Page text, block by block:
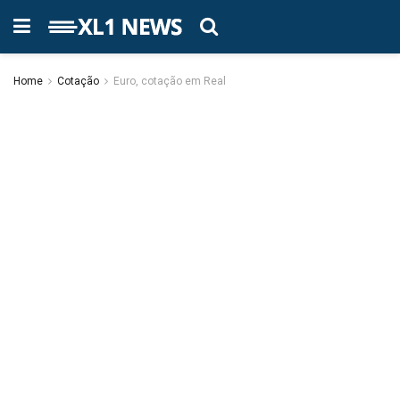
Home Cotação Euro, cotação em Real